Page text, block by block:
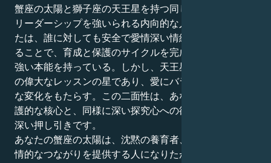
蟹座の太陽と獅子座の天王星を持つ同じ人は、反抗的な
リーダーシップを強いられる内向的な人のようだ。あな
たは、誰に対しても安全で愛情深い情緒的環境を提供す
ることで、育成と保護のサイクルを完成させようとする
強い本能を持っている。しかし、天王星はあなたの人生
の偉大なレッスンの星であり、愛にバランス、形、重大
な変化をもたらす。この二面性は、あなたの感情的で保
護的な核心と、同様に深い探究心への欲求との間の興味
深い押し引きです。
あなたの蟹座の太陽は、沈黙の養育者、優しさと深い感
情的なつながりを提供する人になりたがっています。し